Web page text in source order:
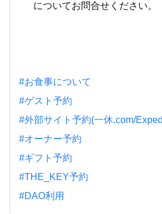
についてお問合せください。
#お食事について
#ゲスト予約
#外部サイト予約(一休.com/
#オーナー予約
#ギフト予約
#THE_KEY予約
#DAO利用